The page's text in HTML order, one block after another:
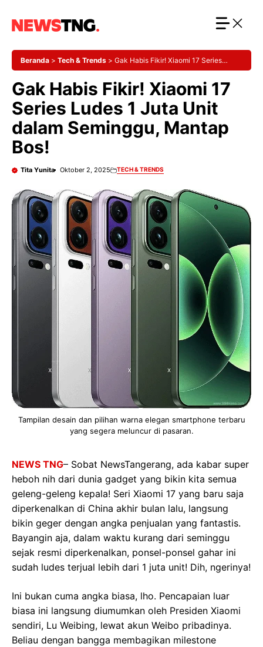
Beranda > Tech & Trends > Gak Habis Fikir! Xiaomi 17 Series
Gak Habis Fikir! Xiaomi 17
Series Ludes 1 Juta Unit
dalam Seminggu, Mantap
Bos!
Tita Yunita Oktober 2, 2025 TECH & TRENDS
Tampilan desain dan pilihan warna elegan smartphone terbaru
yang segera meluncur di pasaran.
NEWS TNG– Sobat NewsTangerang, ada kabar super
heboh nih dari dunia gadget yang bikin kita semua
geleng-geleng kepala! Seri Xiaomi 17 yang baru saja
diperkenalkan di China akhir bulan lalu, langsung
bikin geger dengan angka penjualan yang fantastis.
Bayangin aja, dalam waktu kurang dari seminggu
sejak resmi diperkenalkan, ponsel-ponsel gahar ini
sudah ludes terjual lebih dari 1 juta unit! Dih, ngerinya!
Ini bukan cuma angka biasa, lho. Pencapaian luar
biasa ini langsung diumumkan oleh Presiden Xiaomi
sendiri, Lu Weibing, lewat akun Weibo pribadinya.
Beliau dengan bangga membagikan milestone